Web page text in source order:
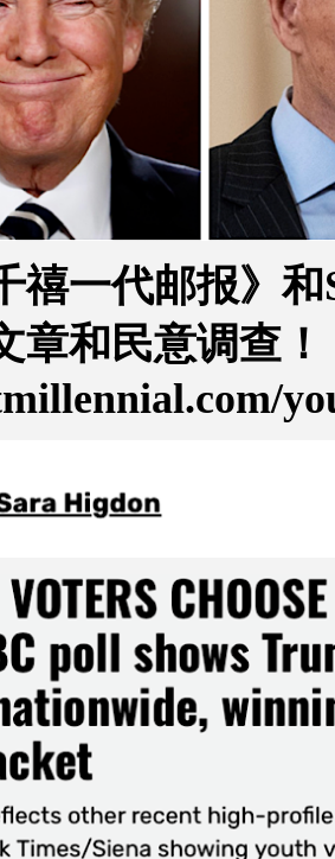
禧一代邮报》和
章和民意调查！